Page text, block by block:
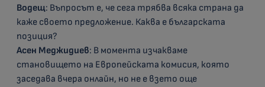
Водещ: Въпросът е, че сега трябва всяка страна да
каже своето предложение. Каква е българската
позиция?
Асен Меджидиев: В момента изчакваме
становището на Европейската комисия, която
заседава вчера онлайн, но не е взето още